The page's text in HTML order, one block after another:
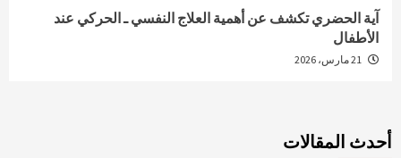
آية الحضري تكشف عن أهمية العلاج النفسي ـ الحركي عند
الأطفال
أحدث المقالات